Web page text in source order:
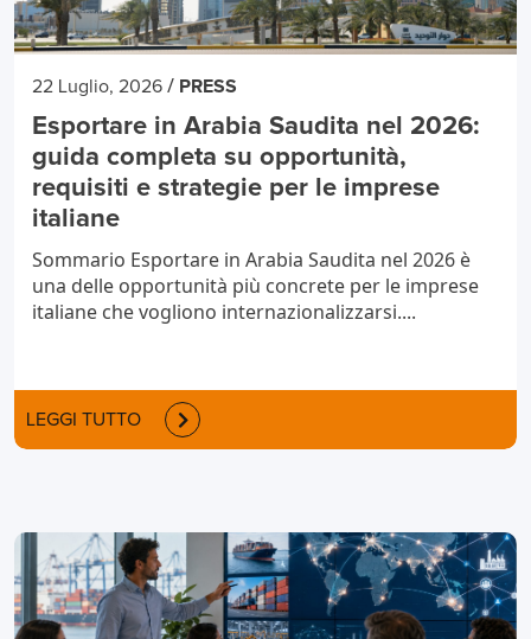
22 Luglio, 2026 / PRESS
Esportare in Arabia Saudita nel 2026:
guida completa su opportunità,
requisiti e strategie per le imprese
italiane
Sommario Esportare in Arabia Saudita nel 2026 è
una delle opportunità più concrete per le imprese
italiane che vogliono internazionalizzarsi....
LEGGI TUTTO